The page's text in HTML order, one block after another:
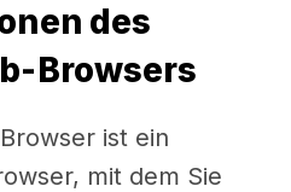
des
Browsers
ist ein
mit dem Sie